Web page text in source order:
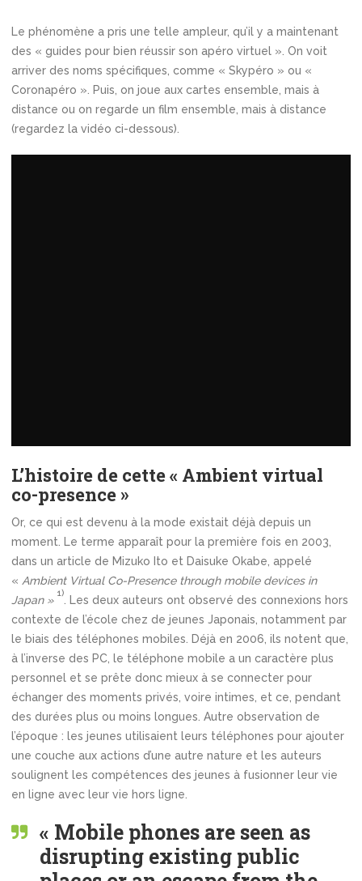
Le phénomène a pris une telle ampleur, qu’il y a maintenant
des « guides pour bien réussir son apéro virtuel ». On voit
arriver des noms spécifiques, comme « Skypéro » ou «
Coronapéro ». Puis, on joue aux cartes ensemble, mais à
distance ou on regarde un film ensemble, mais à distance
(regardez la vidéo ci-dessous).
L’histoire de cette « Ambient virtual
co-presence »
Or, ce qui est devenu à la mode existait déjà depuis un
moment. Le terme apparaît pour la première fois en 2003,
dans un article de Mizuko Ito et Daisuke Okabe, appelé
« Ambient Virtual Co-Presence through mobile devices in
Japan »
1)
. Les deux auteurs ont observé des connexions hors
contexte de l’école chez de jeunes Japonais, notamment par
le biais des téléphones mobiles. Déjà en 2006, ils notent que,
à l’inverse des PC, le téléphone mobile a un caractère plus
personnel et se prête donc mieux à se connecter pour
échanger des moments privés, voire intimes, et ce, pendant
des durées plus ou moins longues. Autre observation de
l’époque : les jeunes utilisaient leurs téléphones pour ajouter
une couche aux actions d’une autre nature et les auteurs
soulignent les compétences des jeunes à fusionner leur vie
en ligne avec leur vie hors ligne.
« Mobile phones are seen as
disrupting existing public